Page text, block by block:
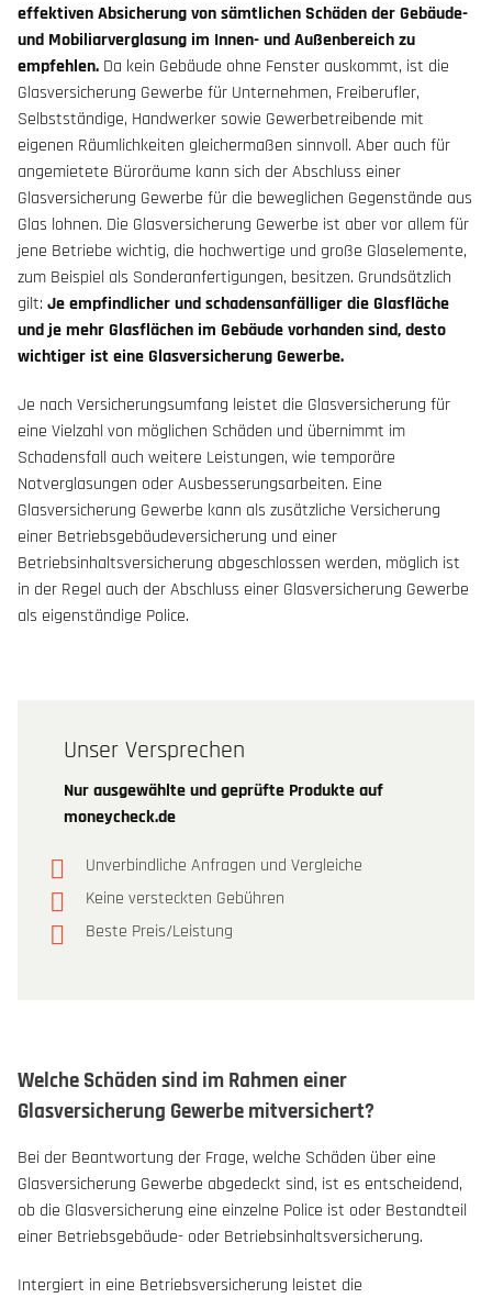
effektiven Absicherung von sämtlichen Schäden der Gebäude-
und Mobiliarverglasung im Innen- und Außenbereich zu
empfehlen. Da kein Gebäude ohne Fenster auskommt, ist die
Glasversicherung Gewerbe für Unternehmen, Freiberufler,
Selbstständige, Handwerker sowie Gewerbetreibende mit
eigenen Räumlichkeiten gleichermaßen sinnvoll. Aber auch für
angemietete Büroräume kann sich der Abschluss einer
Glasversicherung Gewerbe für die beweglichen Gegenstände aus
Glas lohnen. Die Glasversicherung Gewerbe ist aber vor allem für
jene Betriebe wichtig, die hochwertige und große Glaselemente,
zum Beispiel als Sonderanfertigungen, besitzen. Grundsätzlich
gilt: Je empfindlicher und schadensanfälliger die Glasfläche
und je mehr Glasflächen im Gebäude vorhanden sind, desto
wichtiger ist eine Glasversicherung Gewerbe.
Je nach Versicherungsumfang leistet die Glasversicherung für
eine Vielzahl von möglichen Schäden und übernimmt im
Schadensfall auch weitere Leistungen, wie temporäre
Notverglasungen oder Ausbesserungsarbeiten. Eine
Glasversicherung Gewerbe kann als zusätzliche Versicherung
einer Betriebsgebäudeversicherung und einer
Betriebsinhaltsversicherung abgeschlossen werden, möglich ist
in der Regel auch der Abschluss einer Glasversicherung Gewerbe
als eigenständige Police.
Unser Versprechen
Nur ausgewählte und geprüfte Produkte auf
moneycheck.de
Unverbindliche Anfragen und Vergleiche
Keine versteckten Gebühren
Beste Preis/Leistung
Welche Schäden sind im Rahmen einer
Glasversicherung Gewerbe mitversichert?
Bei der Beantwortung der Frage, welche Schäden über eine
Glasversicherung Gewerbe abgedeckt sind, ist es entscheidend,
ob die Glasversicherung eine einzelne Police ist oder Bestandteil
einer Betriebsgebäude- oder Betriebsinhaltsversicherung.
Intergiert in eine Betriebsversicherung leistet die